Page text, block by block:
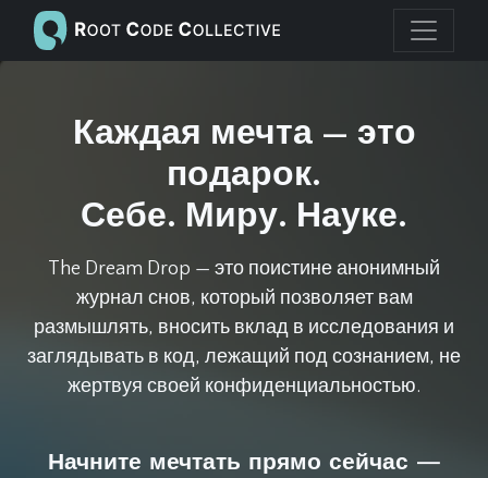
Каждая мечта — это
подарок.
Себе. Миру. Науке.
The Dream Drop — это поистине анонимный
журнал снов, который позволяет вам
размышлять, вносить вклад в исследования и
заглядывать в код, лежащий под сознанием, не
жертвуя своей конфиденциальностью.
Начните мечтать прямо сейчас —